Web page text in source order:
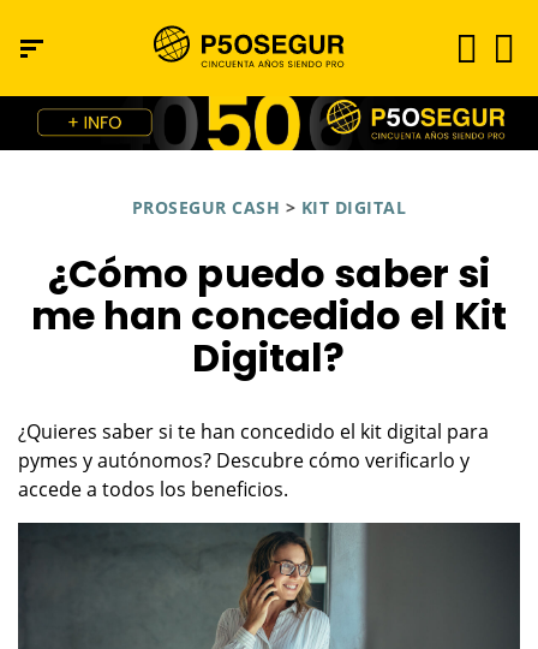
PROSEGUR CASH > KIT DIGITAL
¿Cómo puedo saber si
me han concedido el Kit
Digital?
¿Quieres saber si te han concedido el kit digital para
pymes y autónomos? Descubre cómo verificarlo y
accede a todos los beneficios.